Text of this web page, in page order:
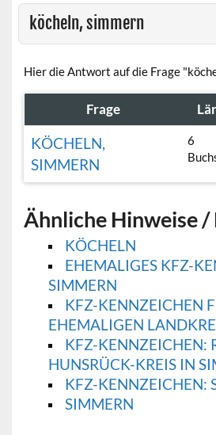
köcheln, simmern
Hier die Antwort auf die Frage
Frage
KÖCHELN,
SIMMERN
6
Ähnliche Hinweise /
KÖCHELN
EHEMALIGES KFZ-
SIMMERN
KFZ-KENNZEICHEN
EHEMALIGEN
KFZ-KENNZEICHEN:
HUNSRÜCK-KREIS IN
KFZ-KENNZEICHEN:
SIMMERN